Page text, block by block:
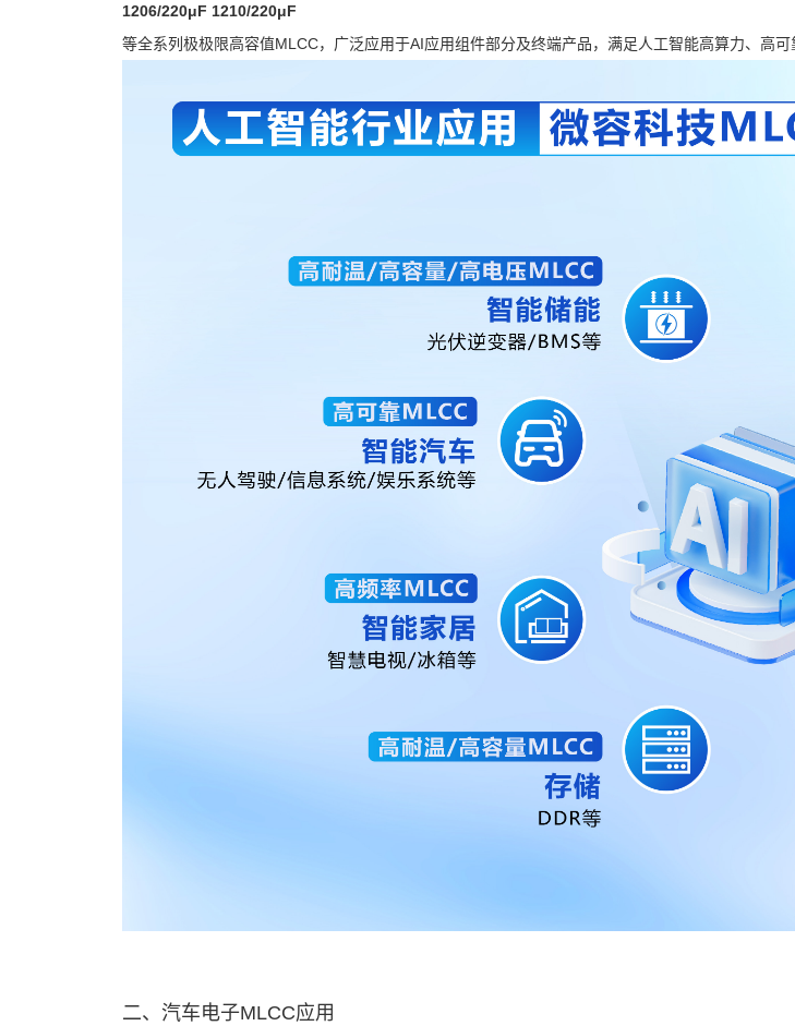
1206/220μF 1210/220μF
等全系列极极限高容值MLCC，广泛应用于AI应用组件部分及终端产品，满足人工智能高算力、高可
二、汽车电子MLCC应用